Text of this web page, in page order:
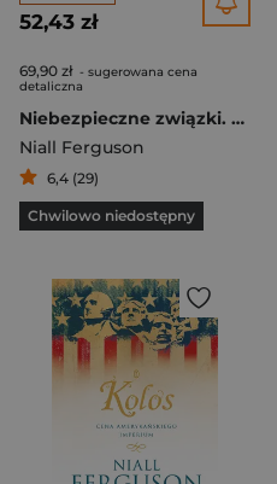
52,43 zł
69,90 zł - sugerowana cena
detaliczna
Niebezpieczne związki. Pieniądze i władza w świecie nowożytnym 1700-2000
Niall Ferguson
6,4 (29)
Chwilowo niedostępny